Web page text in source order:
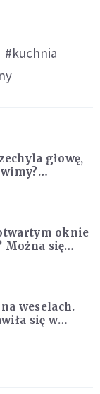
#kuchnia
głowę,
oknie
Można się
o tym
weselach.
się w
mini"